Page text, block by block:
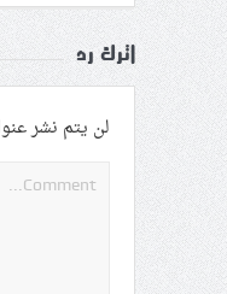
اترك رد
لن يتم نشر